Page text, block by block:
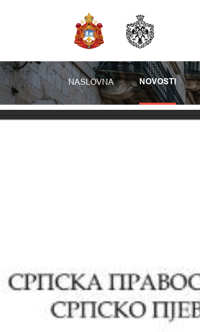
NASLOVNA NOVOSTI